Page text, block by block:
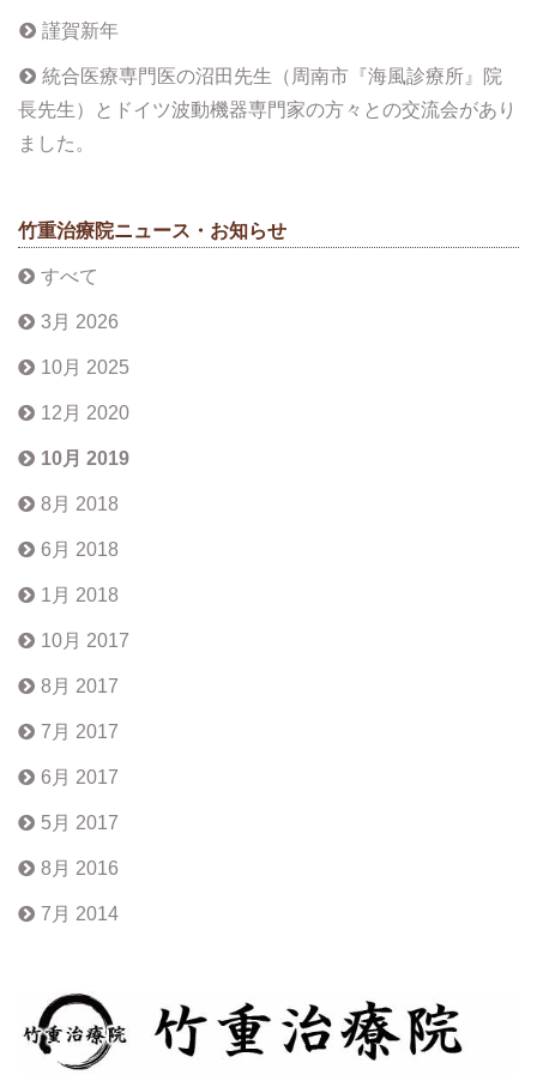
謹賀新年
統合医療専門医の沼田先生（周南市『海風診療所』院
長先生）とドイツ波動機器専門家の方々との交流会があり
ました。
竹重治療院ニュース・お知らせ
すべて
3月 2026
10月 2025
12月 2020
10月 2019
8月 2018
6月 2018
1月 2018
10月 2017
8月 2017
7月 2017
6月 2017
5月 2017
8月 2016
7月 2014